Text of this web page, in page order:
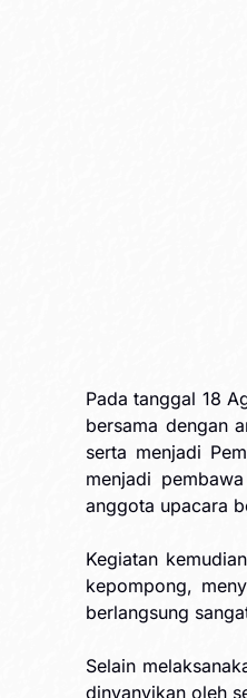
Pada tanggal 18
bersama dengan
serta menjadi
menjadi
anggota upacara
Kegiatan
kepompong,
berlangsung
Selain
dinyanyikan oleh